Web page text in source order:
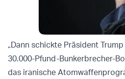
„Dann schickte Präsident
30.000-Pfund-Bunkerbrecher-
das iranische